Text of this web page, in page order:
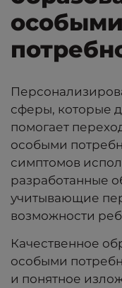
особыми
сферы, которые
помогает
особыми
симптомов
разработанные
учитывающие
возможности
Качественное
особыми
и понятное